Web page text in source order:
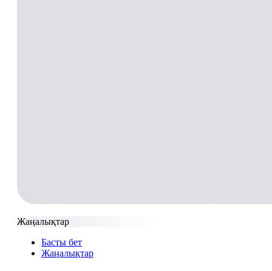
Жаңалықтар
Басты бет
Жаңалықтар